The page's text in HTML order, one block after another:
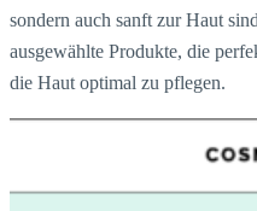
sondern auch sanft zur Haut
ausgewählte Produkte, die
die Haut optimal zu pflegen.